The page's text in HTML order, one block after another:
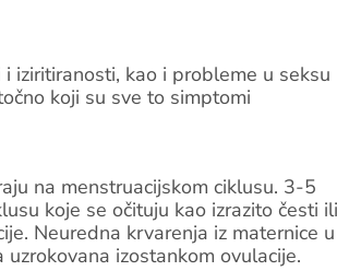
i iziritiranosti, kao i probleme u seksu
koji su sve to simptomi
na menstruacijskom ciklusu. 3-5
koje se očituju kao izrazito česti ili
Neuredna krvarenja iz maternice u
izostankom ovulacije.